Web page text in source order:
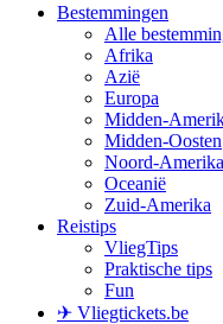
Bestemmingen
Alle
Afrika
Azië
Europa
Midden-
Midden-Oosten
Noord-Amerika
Oceanië
Zuid-Amerika
Reistips
VliegTips
Praktische tips
Fun
✈ Vliegtickets.be